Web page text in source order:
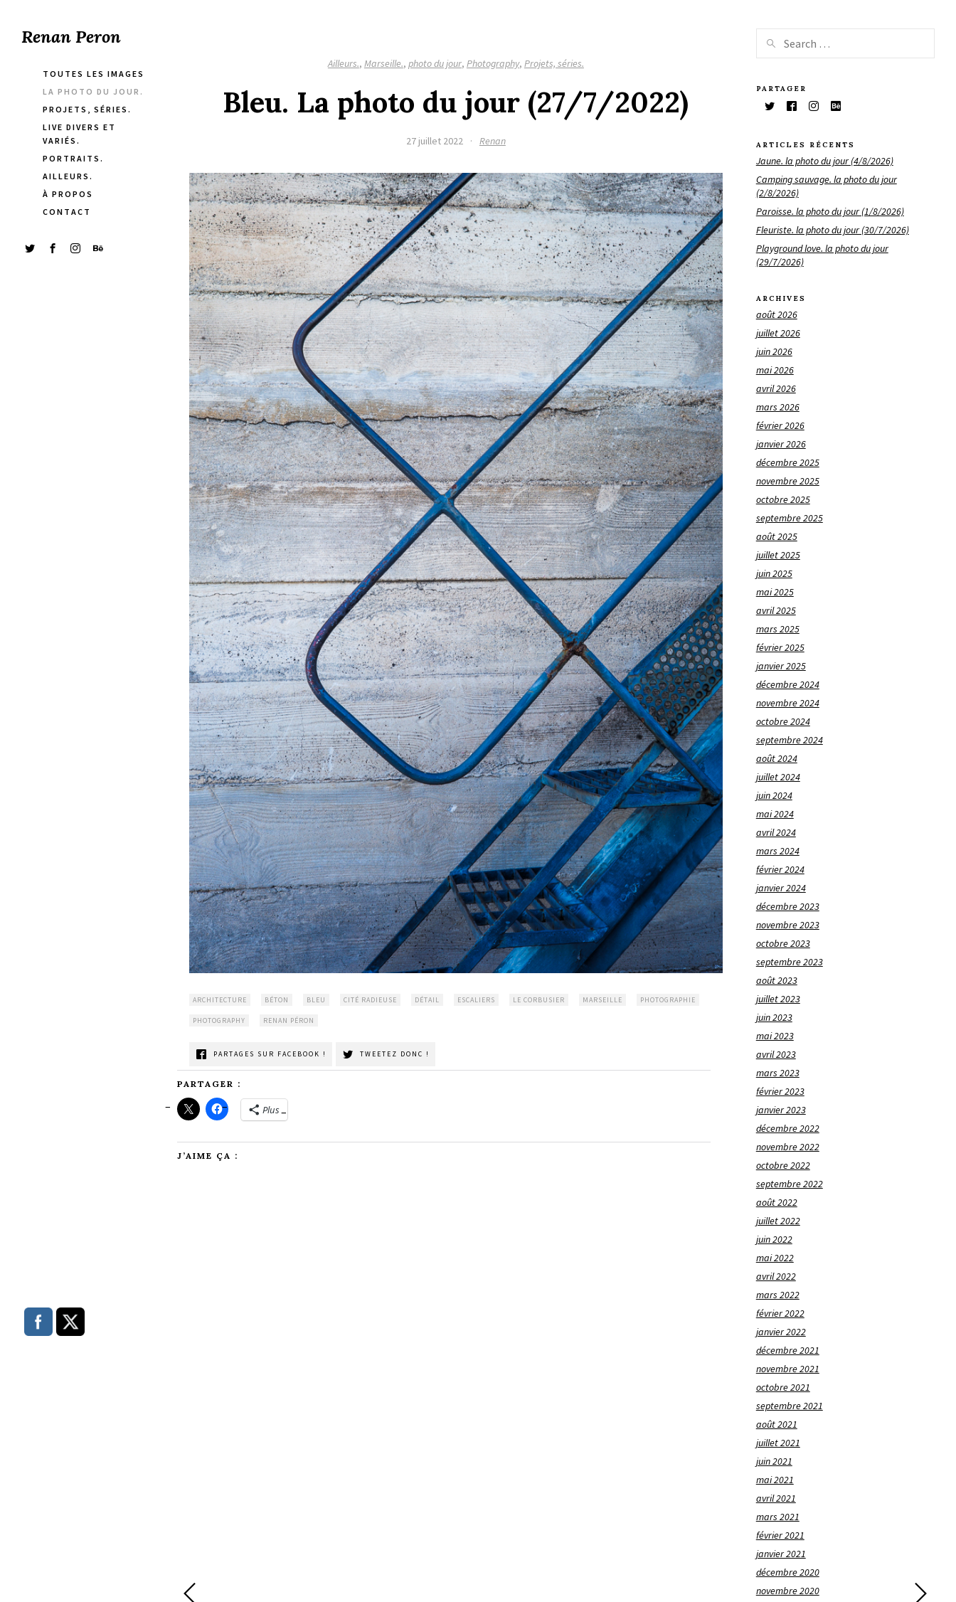
Renan Peron
TOUTES LES IMAGES
LA PHOTO DU JOUR.
PROJETS, SÉRIES.
LIVE DIVERS ET
VARIÉS.
PORTRAITS.
AILLEURS.
À PROPOS
CONTACT
Ailleurs., Marseille., photo du jour, Photography, Projets, séries.
Bleu. La photo du jour (27/7/2022)
27 juillet 2022 · Renan
ARCHITECTURE BÉTON BLEU CITÉ RADIEUSE DÉTAIL ESCALIERS LE CORBUSIER MARSEILLE PHOTOGRAPHIE
PHOTOGRAPHY RENAN PÉRON
PARTAGES SUR FACEBOOK ! TWEETEZ DONC !
PARTAGER :
Plus
J’AIME ÇA :
PARTAGER
ARTICLES RÉCENTS
Jaune. la photo du jour (4/8/2026)
Camping sauvage. la photo du jour
(2/8/2026)
Paroisse. la photo du jour (1/8/2026)
Fleuriste. la photo du jour (30/7/2026)
Playground love. la photo du jour
(29/7/2026)
ARCHIVES
août 2026
juillet 2026
juin 2026
mai 2026
avril 2026
mars 2026
février 2026
janvier 2026
décembre 2025
novembre 2025
octobre 2025
septembre 2025
août 2025
juillet 2025
juin 2025
mai 2025
avril 2025
mars 2025
février 2025
janvier 2025
décembre 2024
novembre 2024
octobre 2024
septembre 2024
août 2024
juillet 2024
juin 2024
mai 2024
avril 2024
mars 2024
février 2024
janvier 2024
décembre 2023
novembre 2023
octobre 2023
septembre 2023
août 2023
juillet 2023
juin 2023
mai 2023
avril 2023
mars 2023
février 2023
janvier 2023
décembre 2022
novembre 2022
octobre 2022
septembre 2022
août 2022
juillet 2022
juin 2022
mai 2022
avril 2022
mars 2022
février 2022
janvier 2022
décembre 2021
novembre 2021
octobre 2021
septembre 2021
août 2021
juillet 2021
juin 2021
mai 2021
avril 2021
mars 2021
février 2021
janvier 2021
décembre 2020
novembre 2020